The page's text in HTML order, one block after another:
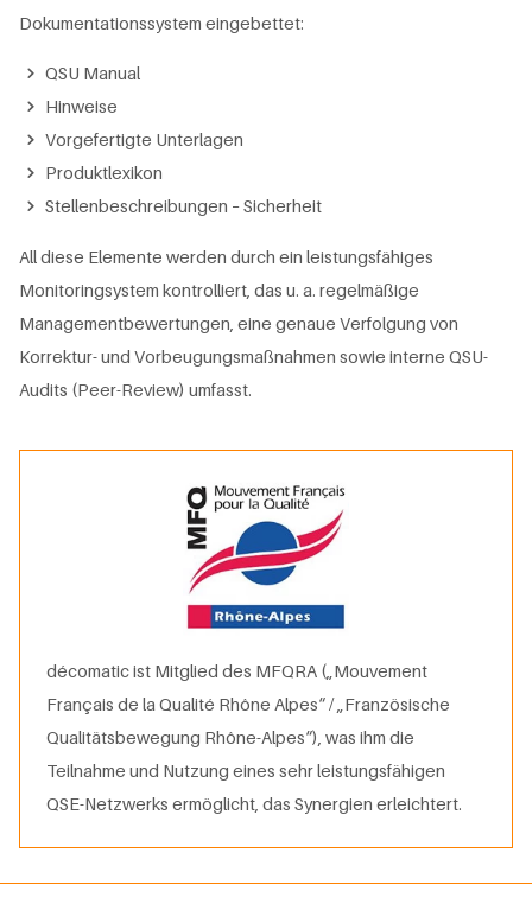
Dokumentationssystem eingebettet:
QSU Manual
Hinweise
Vorgefertigte Unterlagen
Produktlexikon
Stellenbeschreibungen – Sicherheit
All diese Elemente werden durch ein leistungsfähiges
Monitoringsystem kontrolliert, das u. a. regelmäßige
Managementbewertungen, eine genaue Verfolgung von
Korrektur- und Vorbeugungsmaßnahmen sowie interne QSU-
Audits (Peer-Review) umfasst.
décomatic ist Mitglied des MFQRA („Mouvement
Français de la Qualité Rhône Alpes“ / „Französische
Qualitätsbewegung Rhône-Alpes“), was ihm die
Teilnahme und Nutzung eines sehr leistungsfähigen
QSE-Netzwerks ermöglicht, das Synergien erleichtert.